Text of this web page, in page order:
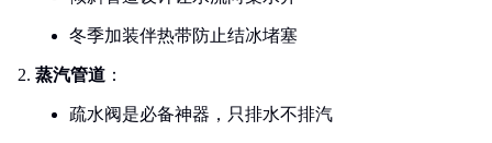
冬季加装伴热带防止结冰堵塞
蒸汽管道 ：
疏水阀是必备神器，只排水不排汽